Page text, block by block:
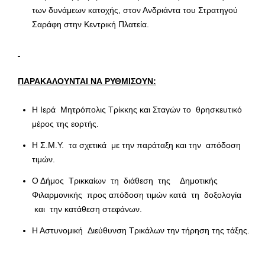
των δυνάμεων κατοχής, στον Ανδριάντα του Στρατηγού
Σαράφη στην Κεντρική Πλατεία.
ΠΑΡΑΚΑΛΟΥΝΤΑΙ ΝΑ ΡΥΘΜΙΣΟΥΝ:
Η Ιερά Μητρόπολις Τρίκκης και Σταγών το θρησκευτικό
μέρος της εορτής.
Η Σ.Μ.Υ. τα σχετικά με την παράταξη και την απόδοση
τιμών.
Ο Δήμος Τρικκαίων τη διάθεση της Δημοτικής
Φιλαρμονικής προς απόδοση τιμών κατά τη δοξολογία
και την κατάθεση στεφάνων.
Η Αστυνομική Διεύθυνση Τρικάλων την τήρηση της τάξης.